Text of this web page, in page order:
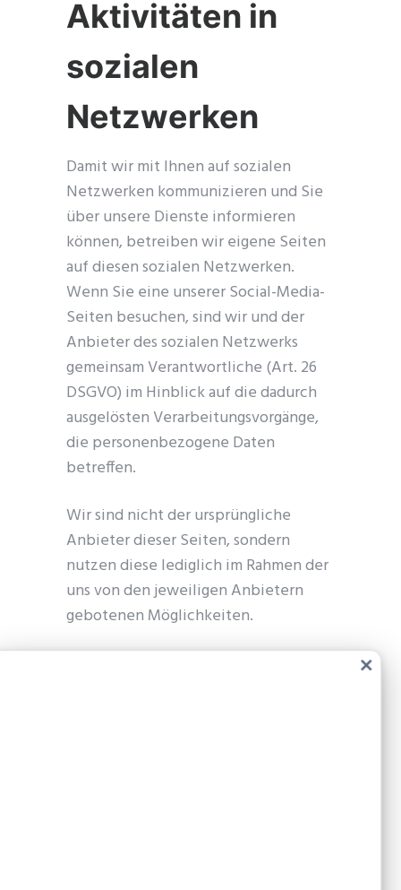
Aktivitäten in
sozialen
Netzwerken
Damit wir mit Ihnen auf sozialen
Netzwerken kommunizieren und Sie
über unsere Dienste informieren
können, betreiben wir eigene Seiten
auf diesen sozialen Netzwerken.
Wenn Sie eine unserer Social-Media-
Seiten besuchen, sind wir und der
Anbieter des sozialen Netzwerks
gemeinsam Verantwortliche (Art. 26
DSGVO) im Hinblick auf die dadurch
ausgelösten Verarbeitungsvorgänge,
die personenbezogene Daten
betreffen.
Wir sind nicht der ursprüngliche
Anbieter dieser Seiten, sondern
nutzen diese lediglich im Rahmen der
uns von den jeweiligen Anbietern
gebotenen Möglichkeiten.